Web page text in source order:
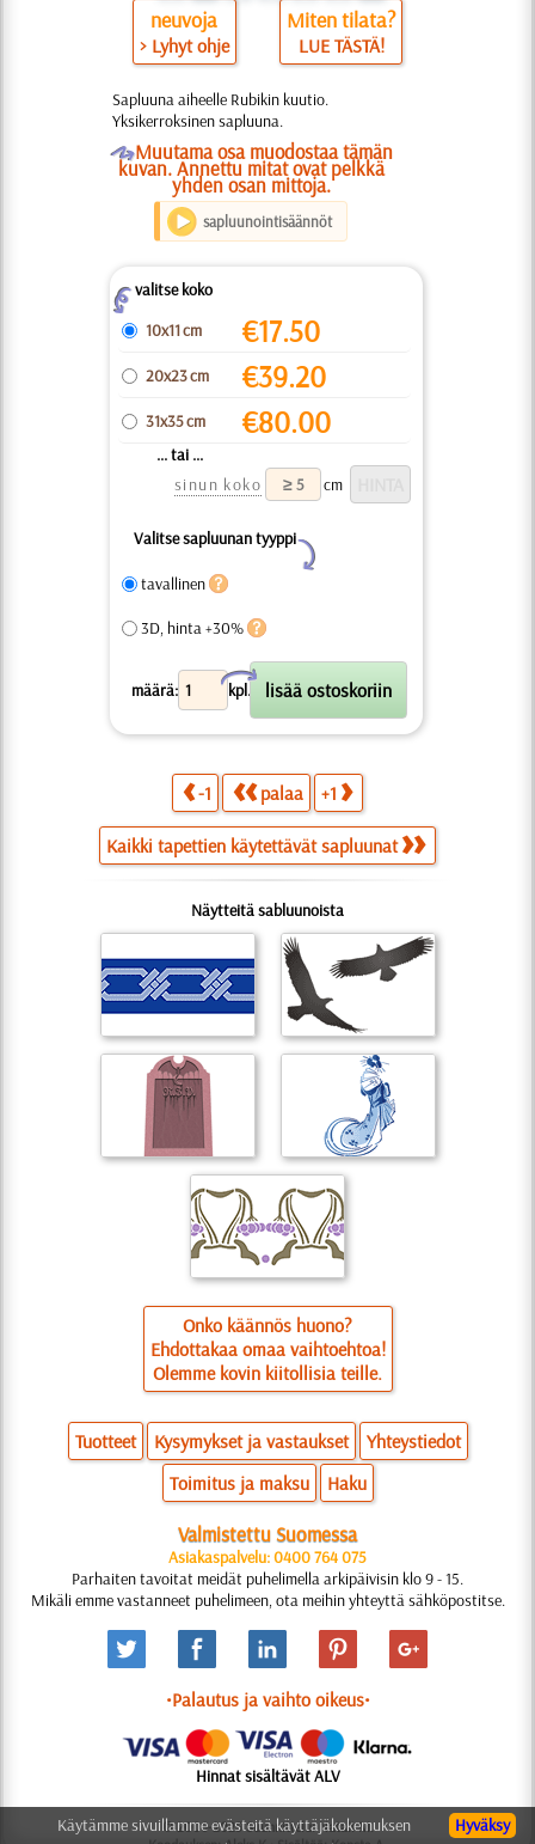
neuvoja
> Lyhyt ohje
Miten tilata?
LUE TÄSTÄ!
Sapluuna aiheelle Rubikin kuutio.
Yksikerroksinen sapluuna.
OMuutama osa muodostaa tämän
kuvan. Annettu mitat ovat pelkkä
yhden osan mittoja.
sapluunointisäännöt
Zvalitse koko
10x11 cm
€17.50
20x23 cm €39.20
31x35 cm €80.00
... tai ...
sinun koko
cm
Valitse sapluunan tyyppi
Y
tavallinen
3D, hinta +30%
määrä: kpl.
X
-1 palaa +1
Kaikki tapettien käytettävät sapluunat
Näytteitä sabluunoista
Onko käännös huono?
Ehdottakaa omaa vaihtoehtoa!
Olemme kovin kiitollisia teille.
Tuotteet Kysymykset ja vastaukset
Yhteystiedot
Toimitus ja maksu
Haku
Valmistettu Suomessa
Asiakaspalvelu: 0400 764 075
Parhaiten tavoitat meidät puhelimella arkipäivisin klo 9 - 15.
Mikäli emme vastanneet puhelimeen, ota meihin yhteyttä sähköpostitse.
•Palautus ja vaihto oikeus•
Hinnat sisältävät ALV
© 2006-2025 Suunnittelu: Natali M.
Hyväksy
Käytämme sivuillamme evästeitä käyttäjäkokemuksen